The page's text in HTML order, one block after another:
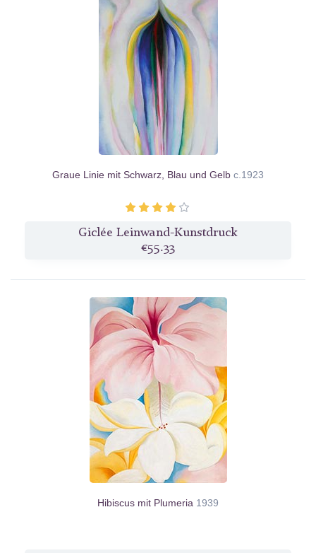
Graue Linie mit Schwarz, Blau und Gelb c.1923
Giclée Leinwand-Kunstdruck
€55.33
Hibiscus mit Plumeria 1939